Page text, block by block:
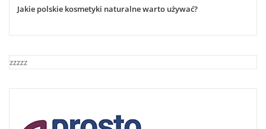
Jakie polskie kosmetyki naturalne warto używać?
zzzzz